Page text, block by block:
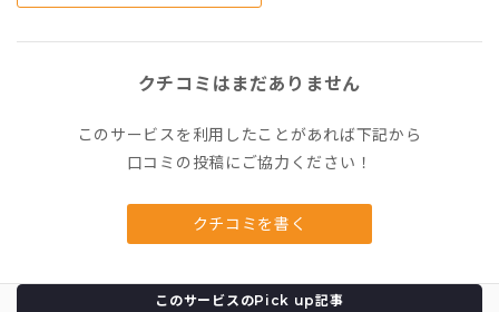
クチコミはまだありません
このサービスを利用したことがあれば下記から
口コミの投稿にご協力ください！
クチコミを書く
このサービスのPick up記事